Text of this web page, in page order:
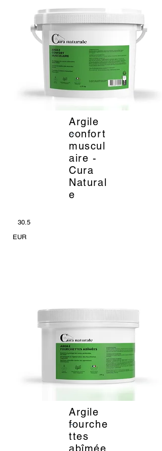
Argile
confort
muscul
aire -
Cura
Natural
e
_
30.5
EUR
Argile
fourche
ttes
abîmée
_